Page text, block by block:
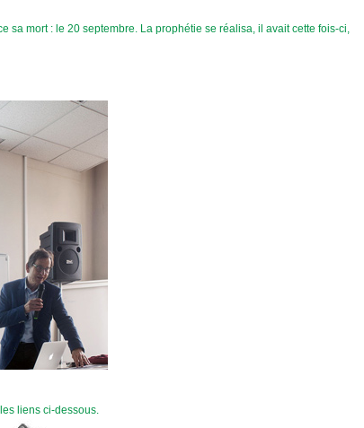
sa mort : le 20 septembre. La prophétie se réalisa, il avait cette fois-ci,
liens ci-dessous.